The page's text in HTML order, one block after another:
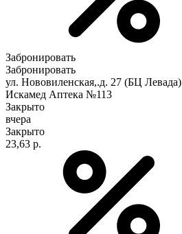
Забронировать
Забронировать
ул. Нововиленская,.д. 27 (БЦ Левада)
Искамед Аптека №113
Закрыто
вчера
Закрыто
23,63 р.